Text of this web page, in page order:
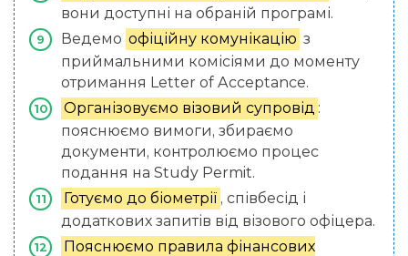
вони доступні на обраній програмі.
Ведемо офіційну комунікацію з
приймальними комісіями до моменту
отримання Letter of Acceptance.
Організовуємо візовий супровід :
пояснюємо вимоги, збираємо
документи, контролюємо процес
подання на Study Permit.
Готуємо до біометрії , співбесід і
додаткових запитів від візового офіцера.
Пояснюємо правила фінансових